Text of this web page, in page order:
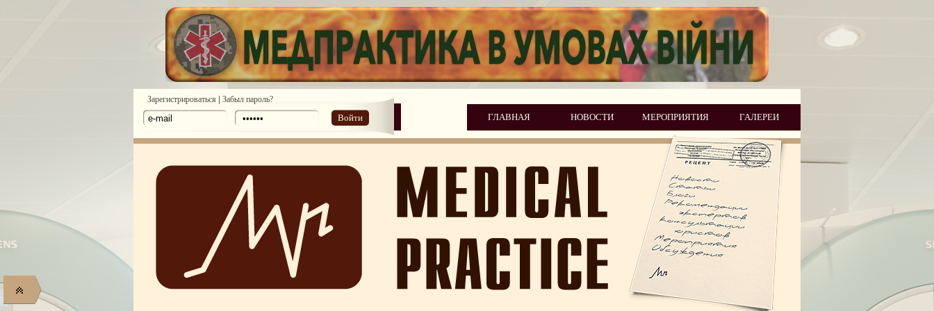
Зарегистрироваться | Забыл пароль?
Войти ГЛАВНАЯ НОВОСТИ МЕРОПРИЯТИЯ ГАЛЕРЕИ